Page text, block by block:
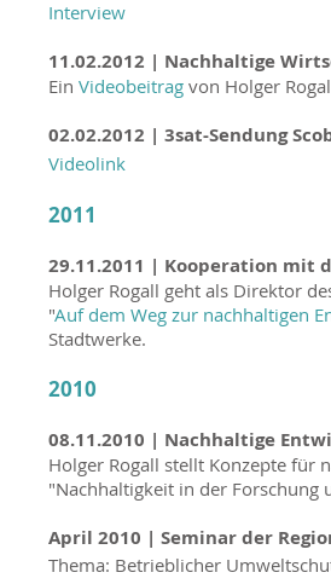
Interview
11.02.2012 | Nachhaltige
Ein Videobeitrag von Holger
02.02.2012 | 3sat-Sendung
Videolink
2011
29.11.2011 | Kooperation mit
Holger Rogall geht als Direktor
"Auf dem Weg zur nachhaltigen
Stadtwerke.
2010
08.11.2010 | Nachhaltige
Holger Rogall stellt Konzepte für
"Nachhaltigkeit in der Forschung
April 2010 | Seminar der
Thema: Betrieblicher